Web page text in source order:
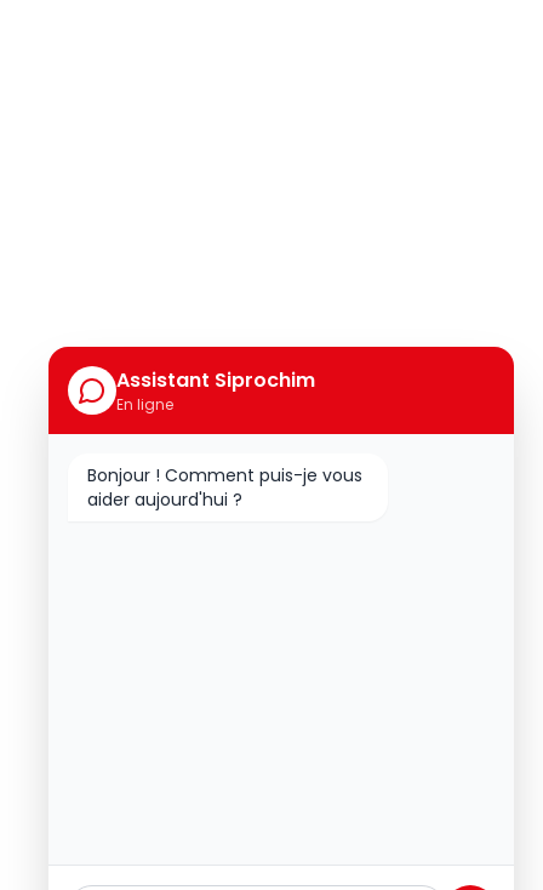
Assistant Siprochim
En ligne
Bonjour ! Comment puis-je vous
aider aujourd'hui ?